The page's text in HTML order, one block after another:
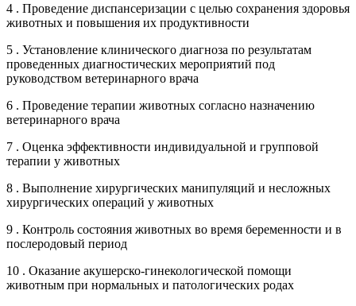
4 . Проведение диспансеризации с целью сохранения здоровья
животных и повышения их продуктивности
5 . Установление клинического диагноза по результатам
проведенных диагностических мероприятий под
руководством ветеринарного врача
6 . Проведение терапии животных согласно назначению
ветеринарного врача
7 . Оценка эффективности индивидуальной и групповой
терапии у животных
8 . Выполнение хирургических манипуляций и несложных
хирургических операций у животных
9 . Контроль состояния животных во время беременности и в
послеродовый период
10 . Оказание акушерско-гинекологической помощи
животным при нормальных и патологических родах